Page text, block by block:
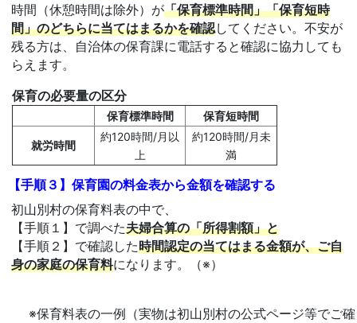
時間（休憩時間は除外）が「保育標準時間」「保育短時
間」のどちらに当てはまるかを確認してください。不安が
残る方は、自治体の保育課に電話すると確認に協力しても
らえます。
保育の必要量の区分
保育標準時間 保育短時間
就労時間
約120時間/月以
上
約120時間/月未
満
【手順３】保育園の料金表から金額を確認する
初山別村の保育料表の中で、
【手順１】で調べた夫婦合算の「所得割額」と
【手順２】で確認した時間認定の当てはまる金額が、ご自
身の家庭の保育料になります。（※）
※保育料表の一例（実物は初山別村の公式ページ等でご確